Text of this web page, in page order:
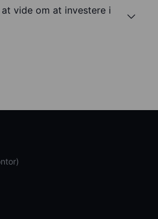
vide om at investere i